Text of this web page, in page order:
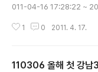
011-04-16 17:28:22 ~
이었다. 여의도에는 벗꽃 구
람들 좀 만나고 방이동 소금
1 0 2011. 4. 17.
110306 올해 첫 강남